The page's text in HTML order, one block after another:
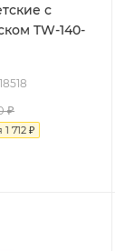
с
TW-140-
₽
1 712 ₽